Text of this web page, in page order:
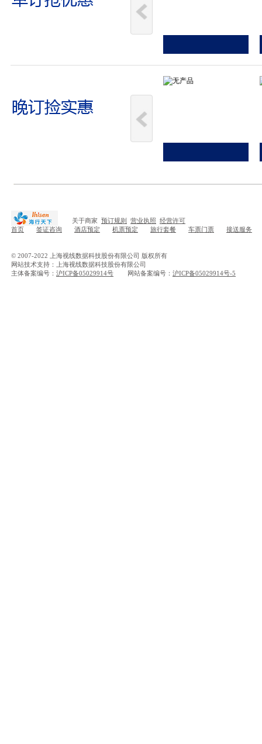
关于商家 预订规则 营业执照 经营许可
首页
签证咨询 酒店预定 机票预定 旅行套餐 车票门票 接送服务
© 2007-2022 上海视线数据科技股份有限公司 版权所有
网站技术支持：上海视线数据科技股份有限公司
主体备案编号： 沪ICP备05029914号 网站备案编号： 沪ICP备05029914号-5